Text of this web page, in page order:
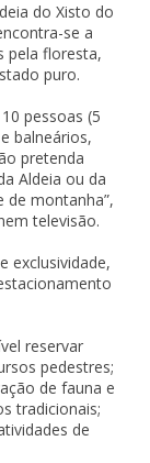
do Xisto do
se a
pela floresta,
puro.
pessoas (5
balneários,
pretenda
Aldeia ou da
de montanha”,
televisão.
exclusividade,
reservar
pedestres;
de fauna e
tradicionais;
de